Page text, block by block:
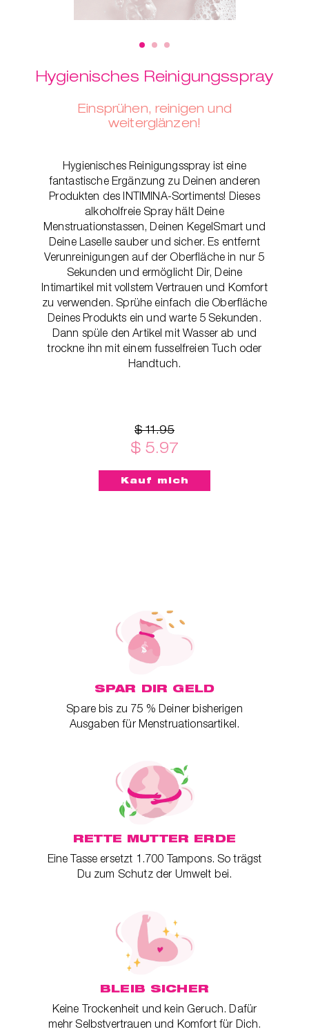
Hygienisches Reinigungsspray
Einsprühen, reinigen und
weiterglänzen!
Hygienisches Reinigungsspray ist eine
fantastische Ergänzung zu Deinen anderen
Produkten des INTIMINA-Sortiments! Dieses
alkoholfreie Spray hält Deine
Menstruationstassen, Deinen KegelSmart und
Deine Laselle sauber und sicher. Es entfernt
Verunreinigungen auf der Oberfläche in nur 5
Sekunden und ermöglicht Dir, Deine
Intimartikel mit vollstem Vertrauen und Komfort
zu verwenden. Sprühe einfach die Oberfläche
Deines Produkts ein und warte 5 Sekunden.
Dann spüle den Artikel mit Wasser ab und
trockne ihn mit einem fusselfreien Tuch oder
Handtuch.
$ 11.95
$ 5.97
SPAR DIR GELD
Spare bis zu 75 % Deiner bisherigen
Ausgaben für Menstruationsartikel.
RETTE MUTTER ERDE
Eine Tasse ersetzt 1.700 Tampons. So trägst
Du zum Schutz der Umwelt bei.
BLEIB SICHER
Keine Trockenheit und kein Geruch. Dafür
mehr Selbstvertrauen und Komfort für Dich.